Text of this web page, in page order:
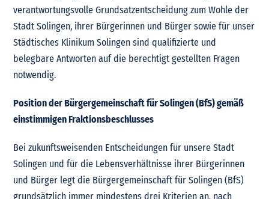
verantwortungsvolle Grundsatzentscheidung zum Wohle der
Stadt Solingen, ihrer Bürgerinnen und Bürger sowie für unser
Städtisches Klinikum Solingen sind qualifizierte und
belegbare Antworten auf die berechtigt gestellten Fragen
notwendig.
Position der Bürgergemeinschaft für Solingen (BfS) gemäß
einstimmigen Fraktionsbeschlusses
Bei zukunftsweisenden Entscheidungen für unsere Stadt
Solingen und für die Lebensverhältnisse ihrer Bürgerinnen
und Bürger legt die Bürgergemeinschaft für Solingen (BfS)
grundsätzlich immer mindestens drei Kriterien an, nach